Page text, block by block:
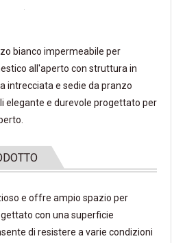
bianco impermeabile per
all'aperto con struttura in
intrecciata e sedie da pranzo
elegante e durevole progettato per
e offre ampio spazio per
con una superficie
di resistere a varie condizioni